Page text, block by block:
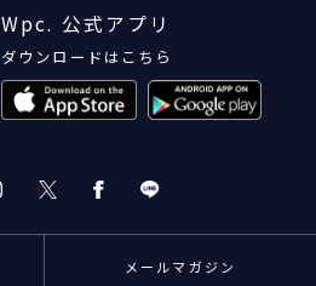
Wpc. 公式アプリ
ダウンロードはこちら
メールマガジン